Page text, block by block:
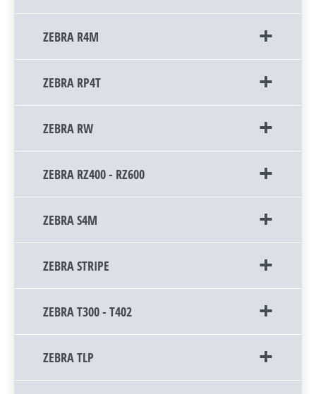
ZEBRA R4M
ZEBRA RP4T
ZEBRA RW
ZEBRA RZ400 - RZ600
ZEBRA S4M
ZEBRA STRIPE
ZEBRA T300 - T402
ZEBRA TLP